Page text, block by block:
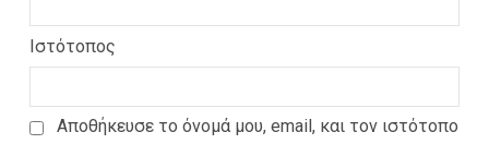
Ιστότοπος
Αποθήκευσε το όνομά μου, email, και τον ιστότοπο